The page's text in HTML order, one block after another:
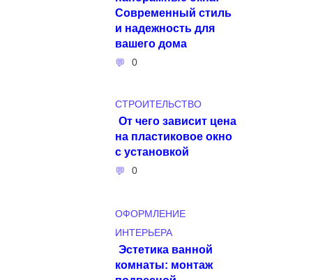
Современный стиль
и надежность для
вашего дома
0
СТРОИТЕЛЬСТВО
От чего зависит цена
на пластиковое окно
с установкой
0
ОФОРМЛЕНИЕ
ИНТЕРЬЕРА
Эстетика ванной
комнаты: монтаж